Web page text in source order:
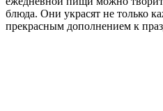
блюда. Они украсят не только
прекрасным дополнением к